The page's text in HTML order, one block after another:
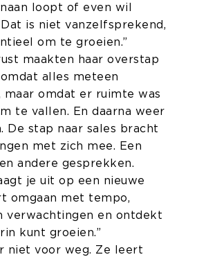
loopt of even wil
is niet vanzelfsprekend,
om te groeien.”
maakten haar overstap
alles meteen
maar omdat er ruimte was
te vallen. En daarna weer
De stap naar sales bracht
met zich mee. Een
andere gesprekken.
je uit op een nieuwe
omgaan met tempo,
verwachtingen en ontdekt
kunt groeien.”
niet voor weg. Ze leert